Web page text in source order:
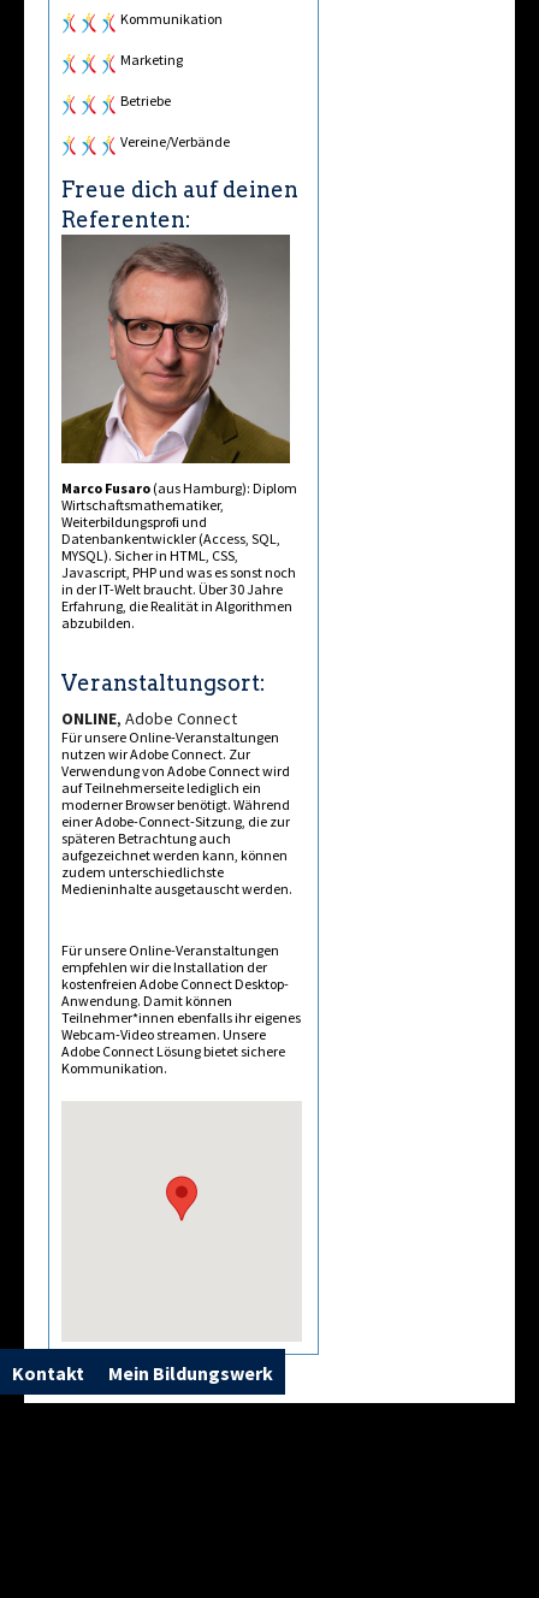
Kommunikation
Marketing
Betriebe
Vereine/Verbände
Freue dich auf deinen
Referenten:
Marco Fusaro (aus Hamburg): Diplom
Wirtschaftsmathematiker,
Weiterbildungsprofi und
Datenbankentwickler (Access, SQL,
MYSQL). Sicher in HTML, CSS,
Javascript, PHP und was es sonst noch
in der IT-Welt braucht. Über 30 Jahre
Erfahrung, die Realität in Algorithmen
abzubilden.
Veranstaltungsort:
ONLINE, Adobe Connect
Für unsere Online-Veranstaltungen
nutzen wir Adobe Connect. Zur
Verwendung von Adobe Connect wird
auf Teilnehmerseite lediglich ein
moderner Browser benötigt. Während
einer Adobe-Connect-Sitzung, die zur
späteren Betrachtung auch
aufgezeichnet werden kann, können
zudem unterschiedlichste
Medieninhalte ausgetauscht werden.
Für unsere Online-Veranstaltungen
empfehlen wir die Installation der
kostenfreien Adobe Connect Desktop-
Anwendung. Damit können
Teilnehmer*innen ebenfalls ihr eigenes
Webcam-Video streamen. Unsere
Adobe Connect Lösung bietet sichere
Kommunikation.
Kontakt Mein Bildungswerk